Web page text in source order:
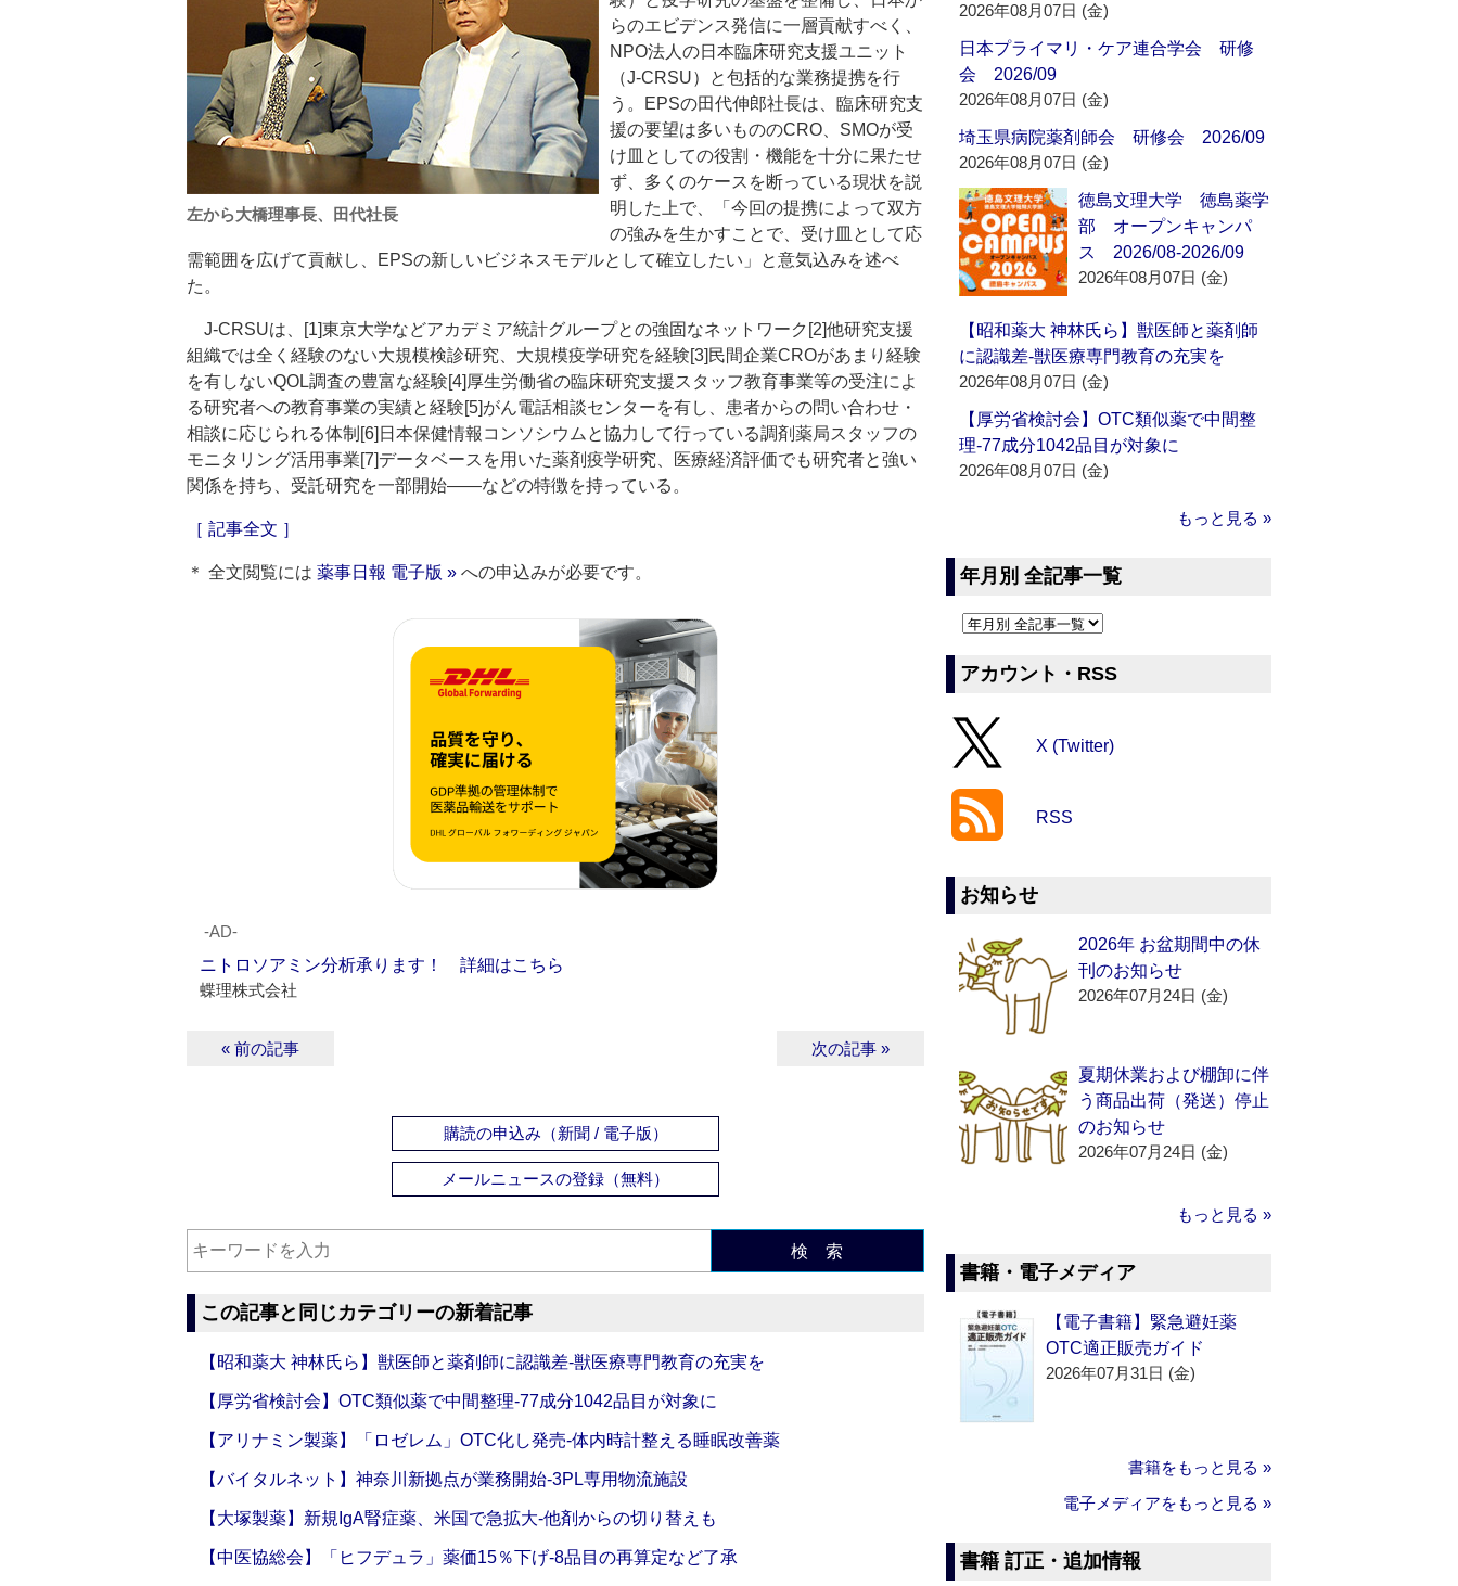
左から大橋理事長、田代社長
らのエビデンス発信に一層貢献すべく、
NPO法人の日本臨床研究支援ユニット
（J‐CRSU）と包括的な業務提携を行
う。EPSの田代伸郎社長は、臨床研究支
援の要望は多いもののCRO、SMOが受
け皿としての役割・機能を十分に果たせ
ず、多くのケースを断っている現状を説
明した上で、「今回の提携によって双方
の強みを生かすことで、受け皿として応
需範囲を広げて貢献し、EPSの新しいビジネスモデルとして確立したい」と意気込みを述べ
た。
J‐CRSUは、[1]東京大学などアカデミア統計グループとの強固なネットワーク[2]他研究支援
組織では全く経験のない大規模検診研究、大規模疫学研究を経験[3]民間企業CROがあまり経験
を有しないQOL調査の豊富な経験[4]厚生労働省の臨床研究支援スタッフ教育事業等の受注によ
る研究者への教育事業の実績と経験[5]がん電話相談センターを有し、患者からの問い合わせ・
相談に応じられる体制[6]日本保健情報コンソシウムと協力して行っている調剤薬局スタッフの
モニタリング活用事業[7]データベースを用いた薬剤疫学研究、医療経済評価でも研究者と強い
関係を持ち、受託研究を一部開始――などの特徴を持っている。
［ 記事全文 ］
＊ 全文閲覧には 薬事日報 電子版 » への申込みが必要です。
‐AD‐
ニトロソアミン分析承ります！ 詳細はこちら
蝶理株式会社
« 前の記事 次の記事 »
購読の申込み（新聞 / 電子版）
メールニュースの登録（無料）
検 索
この記事と同じカテゴリーの新着記事
【昭和薬大 神林氏ら】獣医師と薬剤師に認識差‐獣医療専門教育の充実を
【厚労省検討会】OTC類似薬で中間整理‐77成分1042品目が対象に
【アリナミン製薬】「ロゼレム」OTC化し発売‐体内時計整える睡眠改善薬
【バイタルネット】神奈川新拠点が業務開始‐3PL専用物流施設
【大塚製薬】新規IgA腎症薬、米国で急拡大‐他剤からの切り替えも
【中医協総会】「ヒフデュラ」薬価15％下げ‐8品目の再算定など了承
2026年08月07日 (金)
日本プライマリ・ケア連合学会 研修
会 2026/09
2026年08月07日 (金)
埼玉県病院薬剤師会 研修会 2026/09
2026年08月07日 (金)
徳島文理大学 徳島薬学
部 オープンキャンパ
ス 2026/08-2026/09
2026年08月07日 (金)
【昭和薬大 神林氏ら】獣医師と薬剤師
に認識差‐獣医療専門教育の充実を
2026年08月07日 (金)
【厚労省検討会】OTC類似薬で中間整
理‐77成分1042品目が対象に
2026年08月07日 (金)
もっと見る »
年月別 全記事一覧
アカウント・RSS
X (Twitter)
RSS
お知らせ
2026年 お盆期間中の休
刊のお知らせ
2026年07月24日 (金)
夏期休業および棚卸に伴
う商品出荷（発送）停止
のお知らせ
2026年07月24日 (金)
もっと見る »
書籍・電子メディア
【電子書籍】緊急避妊薬
OTC適正販売ガイド
2026年07月31日 (金)
書籍をもっと見る »
電子メディアをもっと見る »
書籍 訂正・追加情報